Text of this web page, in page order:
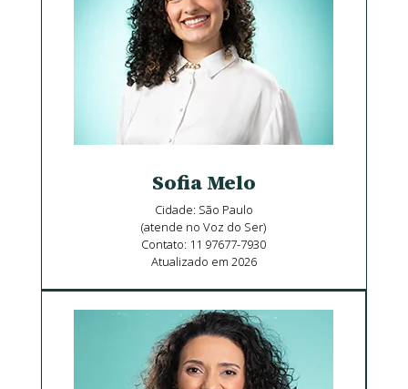
Sofia Melo
Cidade: São Paulo
(atende no Voz do Ser)
Contato: 11 97677-7930
Atualizado em 2026